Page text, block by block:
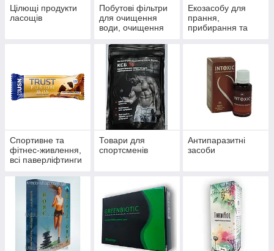
Цілющі продукти
ласощів
Побутові фільтри
для очищення
води, очищення
водопостачання й
опалення
Екозасобу для
прання,
прибирання та
Спортивне та
фітнес-живлення,
всі паверліфтинги
тренажери, одяг
Товари для
спортсменів
Антипаразитні
засоби